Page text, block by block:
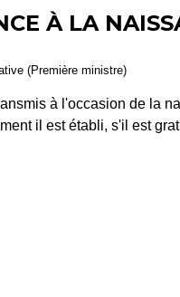
À LA
(Première ministre)
à l'occasion de la
il est établi, s'il est